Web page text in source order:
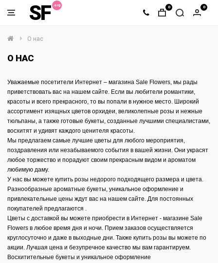
SF 0 0
О нас
О НАС
Уважаемые посетители Интернет – магазина Sale Flowers, мы рады
приветствовать вас на нашем сайте. Если вы любители романтики,
красоты и всего прекрасного, то вы попали в нужное место. Широкий
ассортимент изящных цветов орхидеи, великолепные розы и нежные
тюльпаны, а также готовые букеты, созданные лучшими специалистами,
восхитят и удивят каждого ценителя красоты.
Мы предлагаем самые лучшие цветы для любого мероприятия,
поздравления или незабываемого события в вашей жизни. Они украсят
любое торжество и порадуют своим прекрасным видом и ароматом
любимую даму.
У нас вы можете купить розы недорого подходящего размера и цвета.
Разнообразные ароматные букеты, уникальное оформление и
привлекательные цены ждут вас на нашем сайте. Для постоянных
покупателей предлагаются .
Цветы с доставкой вы можете приобрести в Интернет - магазине Sale
Flowers в любое время дня и ночи. Прием заказов осуществляется
круглосуточно и даже в выходные дни. Также купить розы вы можете по
акции. Лучшая цена и безупречное качество мы вам гарантируем.
Восхитительные букеты и уникальное оформление